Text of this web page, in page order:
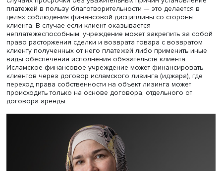
известной наценкой (в исламском банкинге эта сделка
именуется мурабаха), где клиент в момент подписания
договора становится собственником товара и обязан
покрыть его стоимость в течение определенного
срока. В случае просрочки оплаты учреждение не
права на какие-либо дополнительные платежи в свою
(штрафы, пени). Однако шариатские стандарты
случаях просрочки без уважительных причин
платежей в пользу благотворительности — это
целях соблюдения финансовой дисциплины со
клиента. В случае если клиент оказывается
клиенту полученных от него платежей либо применить
виды обеспечения исполнения обязательств клиента.
Исламское финансовое учреждение может
клиентов через договор исламского лизинга (иджара),
переход права собственности на объект лизинга может